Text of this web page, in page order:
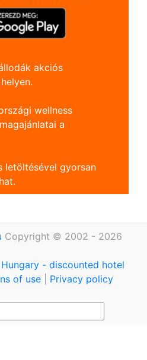
akciós
wellness
a
letöltésével gyorsan
Copyright © 2002 - 2026
- discounted hotel
of use Privacy policy